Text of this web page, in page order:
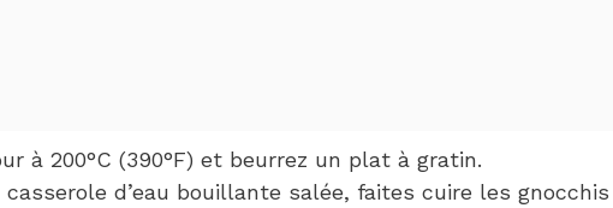
à 200°C (390°F) et beurrez un plat à gratin.
casserole d’eau bouillante salée, faites cuire les gnocchis